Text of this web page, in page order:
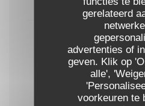
gerelateerd
advertenties of
geven. Klik op
alle',
voorkeuren te
8,00
Coupe
2 boules citron
Supplément de 2€
8,50